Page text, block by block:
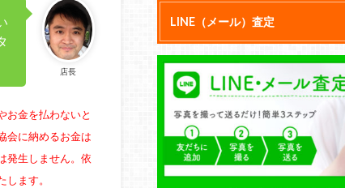
店長
お金を払わないと
会に納めるお金は
発生しません。依
ます。
LINE（メール）査定